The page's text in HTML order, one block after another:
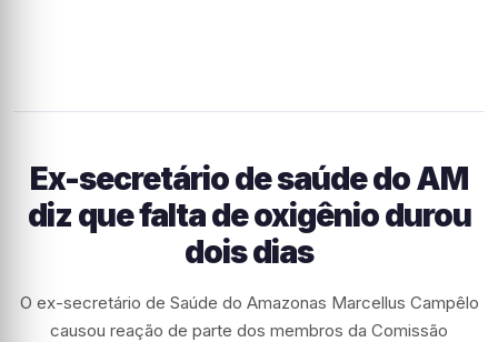
Ex-secretário de saúde do AM
diz que falta de oxigênio durou
dois dias
O ex-secretário de Saúde do Amazonas Marcellus Campêlo
causou reação de parte dos membros da Comissão